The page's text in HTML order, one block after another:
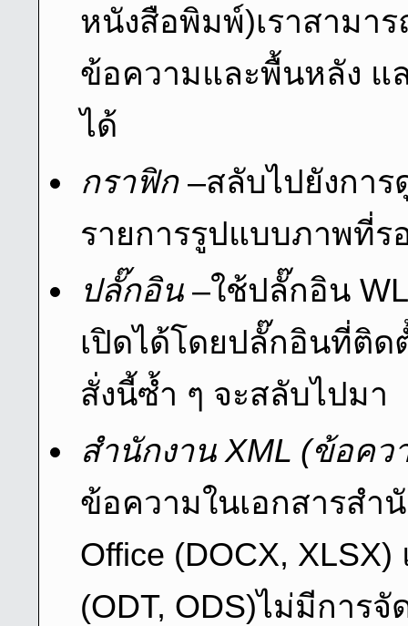
หนังสือพิมพ์)เราสามา
ข้อความและพื้นหลัง แ
ได้
กราฟิก–สลับไปยังการ
รายการรูปแบบภาพที่ร
ปลั๊กอิน–ใช้ปลั๊กอิน
เปิดได้โดยปลั๊กอินที่ติด
สั่งนี้ซ้ำ ๆ จะสลับไปมา
สํานักงาน XML (ข้อคว
ข้อความในเอกสารสำ
Office (DOCX,
(ODT, ODS)ไม่มีการ